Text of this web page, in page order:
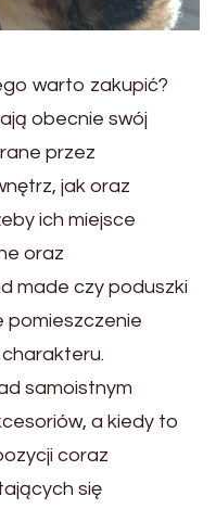
warto zakupić?
obecnie swój
przez
jak oraz
ich miejsce
oraz
made czy poduszki
pomieszczenie
samoistnym
a kiedy to
coraz
się